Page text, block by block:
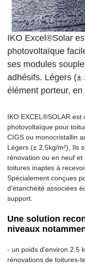
IKO Excel®Solar
photovoltaïque
ses modules
adhésifs. Légers (±
élément porteur,
IKO EXCEL®SOLAR
photovoltaïque pour
CIGS ou monocristallin
Légers (± 2,5kg/m²), Ils
rénovation ou en neuf
toitures inaptes à
Spécialement conçues
d'étanchéité associées
support.
Une solution
niveaux
- un poids d'environ 2.5
rénovations de toitures-